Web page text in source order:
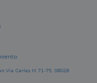
Via Carles III 71-75. 08028